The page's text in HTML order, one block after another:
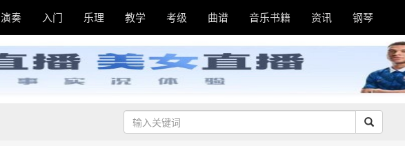
演奏 入门 乐理 教学 考级 曲谱 音乐书籍 资讯 钢琴